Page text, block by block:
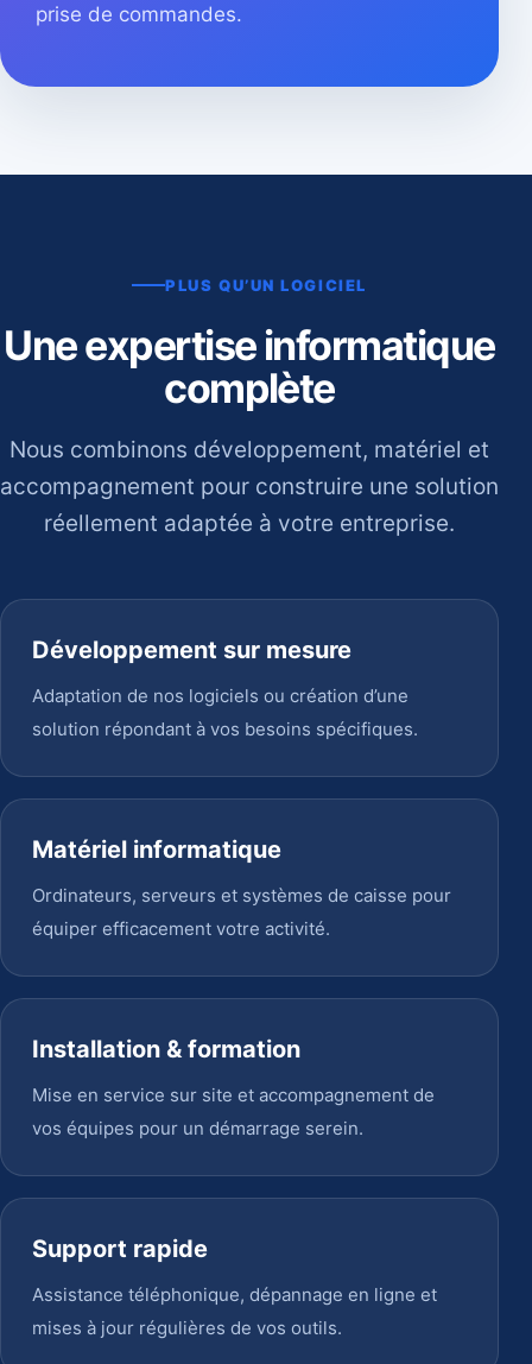
prise de commandes.
PLUS QU’UN LOGICIEL
Une expertise informatique
complète
Nous combinons développement, matériel et
accompagnement pour construire une solution
réellement adaptée à votre entreprise.
Développement sur mesure
Adaptation de nos logiciels ou création d’une
solution répondant à vos besoins spécifiques.
Matériel informatique
Ordinateurs, serveurs et systèmes de caisse pour
équiper efficacement votre activité.
Installation & formation
Mise en service sur site et accompagnement de
vos équipes pour un démarrage serein.
Support rapide
Assistance téléphonique, dépannage en ligne et
mises à jour régulières de vos outils.